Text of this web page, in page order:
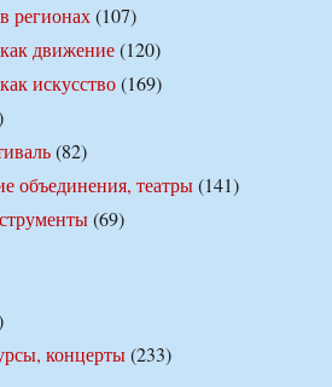
регионах(107)
движение(120)
искусство(169)
(82)
объединения, театры(141)
(69)
концерты(233)